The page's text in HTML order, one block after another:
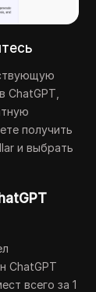
ChatGPT,
получить
и выбрать
ChatGPT
всего за 1